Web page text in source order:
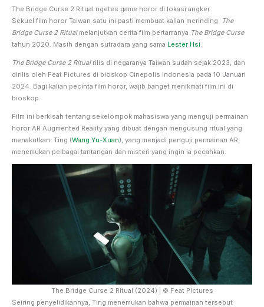
The Bridge Curse 2 Ritual ngetes game horor di lokasi angker
Sekuel film horor Taiwan satu ini pasti membuat kalian merinding.
The
Bridge Curse 2 Ritual melanjutkan cerita film pertamanya The Bridge Curse
tahun 2020. Masih dengan sutradara yang sama Lester Hsi
The Bridge Curse 2 Ritual rilis di negaranya Taiwan sudah sejak 2023, dan
dirilis oleh Feat Pictures di bioskop Cinepolis Indonesia pada 10 Januari
2024. Bagi kalian pecinta film horor, wajib banget menikmati film ini di
bioskop.
Film ini berkisah tentang sekelompok mahasiswa yang menguji permainan
horor AR Augmented Reality yang dibuat dengan mengusung ritual yang
menakutkan. Ting (Wang Yu-Xuan), yang menjadi penguji permainan AR,
menemukan pelbagai tantangan dan misteri yang ingin ia pecahkan.
The Bridge Curse 2 Ritual (2024) | © Feat Pictures
Seiring penyelidikannya, Ting menemukan bahwa permainan tersebut